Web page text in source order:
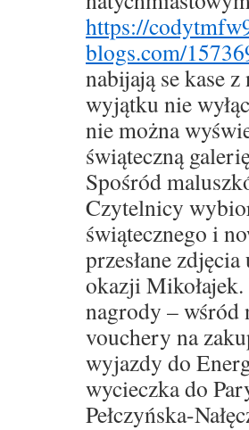
https://
blogs.com/
nabijają se kase
wyjątku nie
nie można
świąteczną
Spośród
Czytelnicy
świątecznego i
przesłane
okazji Mikołajek.
nagrody – wśród
vouchery na
wyjazdy do
wycieczka do
Pełczyńska-